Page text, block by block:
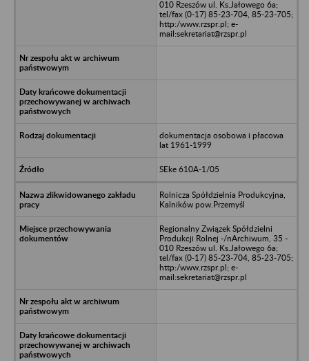
010 Rzeszów ul. Ks.Jałowego 6a;
tel/fax (0-17) 85-23-704, 85-23-705;
http:/www.rzspr.pl; e-
mail:sekretariat@rzspr.pl
dokumentacja osobowa i płacowa
lat 1961-1999
SEke 610A-1/05
Rolnicza Spółdzielnia Produkcyjna,
Kalników pow.Przemyśl
Regionalny Związek Spółdzielni
Produkcji Rolnej -/nArchiwum, 35 -
010 Rzeszów ul. Ks.Jałowego 6a;
tel/fax (0-17) 85-23-704, 85-23-705;
http:/www.rzspr.pl; e-
mail:sekretariat@rzspr.pl